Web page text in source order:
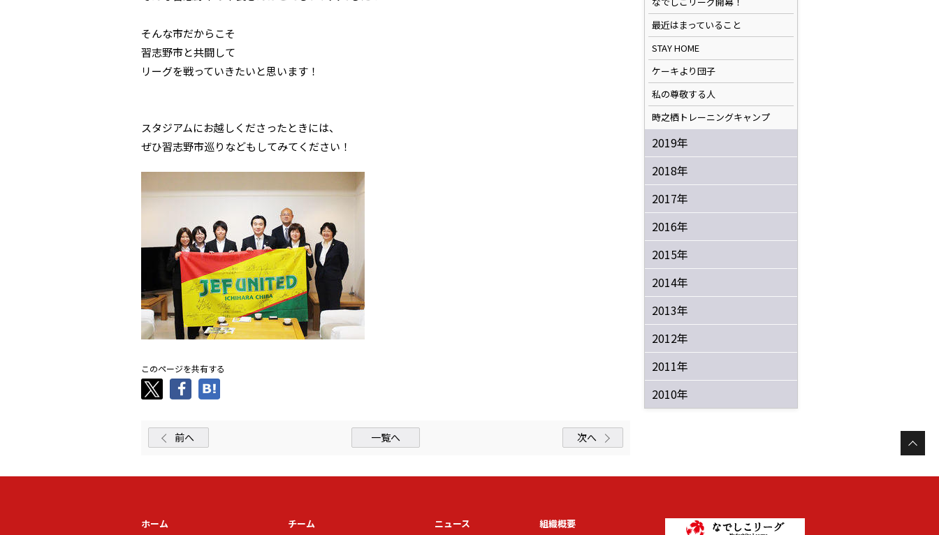
そんな市だからこそ
習志野市と共闘して
リーグを戦っていきたいと思います！
スタジアムにお越しくださったときには、
ぜひ習志野市巡りなどもしてみてください！
このページを共有する
前へ 一覧へ 次へ
最近はまっていること
STAY HOME
ケーキより団子
私の尊敬する人
時之栖トレーニングキャンプ
2019年
2018年
2017年
2016年
2015年
2014年
2013年
2012年
2011年
2010年
ホーム
チーム
ニュース
組織概要